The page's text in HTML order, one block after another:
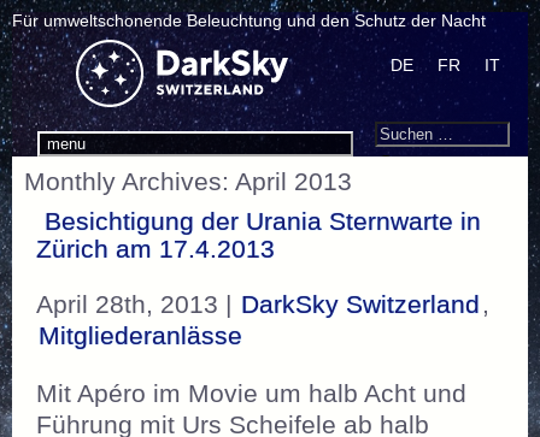
Für umweltschonende Beleuchtung und den Schutz der Nacht
menu
DE FR IT
Search
Suchen
Monthly Archives: April 2013
Besichtigung der Urania Sternwarte in
Zürich am 17.4.2013
April 28th, 2013 | DarkSky Switzerland ,
Mitgliederanlässe
Mit Apéro im Movie um halb Acht und
Führung mit Urs Scheifele ab halb